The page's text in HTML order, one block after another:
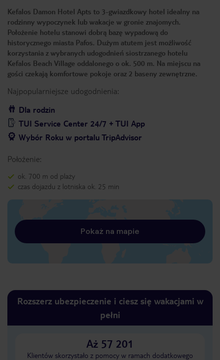
Kefalos Damon Hotel Apts to 3-gwiazdkowy hotel idealny na
rodzinny wypoczynek lub wakacje w gronie znajomych.
Położenie hotelu stanowi dobrą bazę wypadową do
historycznego miasta Pafos. Dużym atutem jest możliwość
korzystania z wybranych udogodnień siostrzanego hotelu
Kefalos Beach Village oddalonego o ok. 500 m. Na miejscu na
gości czekają komfortowe pokoje oraz 2 baseny zewnętrzne.
Najpopularniejsze udogodnienia:
Dla rodzin
TUI Service Center 24/7 + TUI App
Wybór Roku w portalu TripAdvisor
Położenie:
ok. 700 m od plaży
czas dojazdu z lotniska ok. 25 min
Pokaż na mapie
Rozszerz ubezpieczenie i ciesz się wakacjami w
pełni
Aż 57 201
Klientów skorzystało z pomocy w ramach dodatkowego